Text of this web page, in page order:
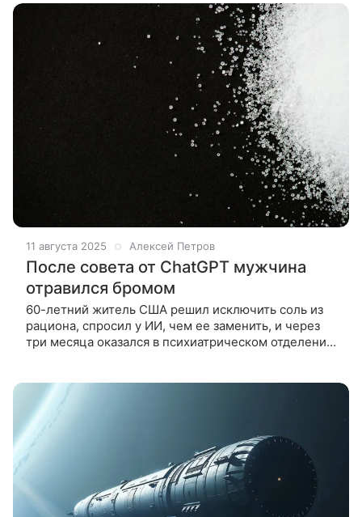
11 августа 2025 Алексей Петров
После совета от ChatGPT мужчина
отравился бромом
60-летний житель США решил исключить соль из
рациона, спросил у ИИ, чем ее заменить, и через
три месяца оказался в психиатрическом отделении